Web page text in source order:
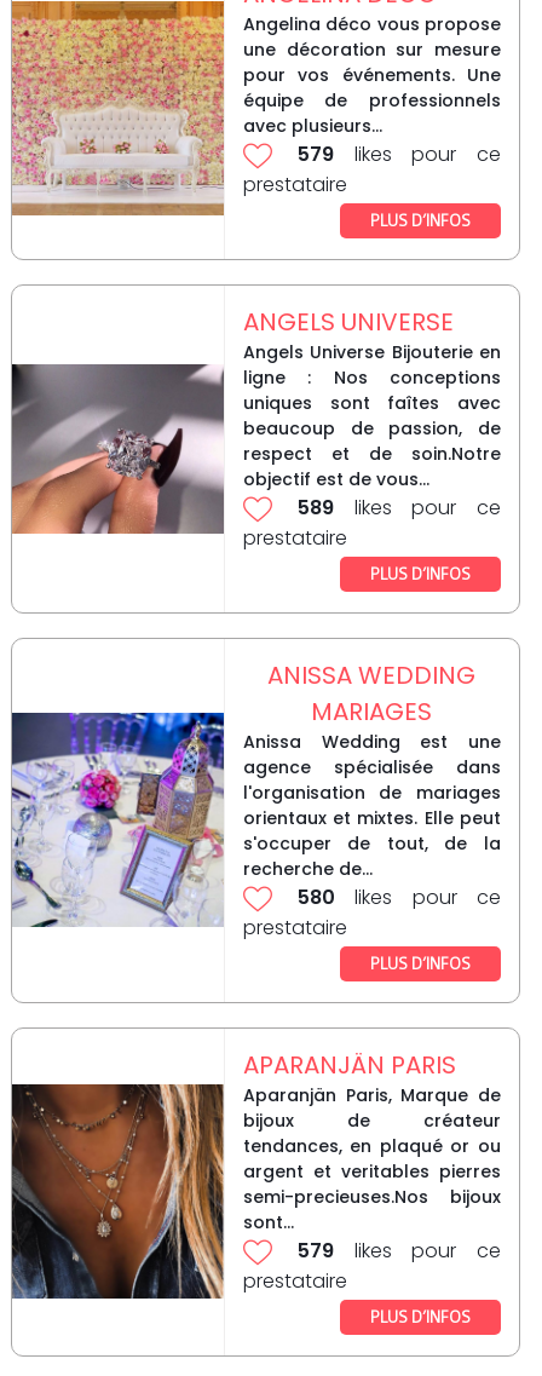
Angelina déco vous propose
une décoration sur mesure
pour vos événements. Une
équipe de professionnels
avec plusieurs...
579 likes pour ce
prestataire
PLUS D’INFOS
ANGELS UNIVERSE
Angels Universe Bijouterie en
ligne : Nos conceptions
uniques sont faîtes avec
beaucoup de passion, de
respect et de soin.Notre
objectif est de vous...
589 likes pour ce
prestataire
PLUS D’INFOS
ANISSA WEDDING
MARIAGES
Anissa Wedding est une
agence spécialisée dans
l'organisation de mariages
orientaux et mixtes. Elle peut
s'occuper de tout, de la
recherche de...
580 likes pour ce
prestataire
PLUS D’INFOS
APARANJÄN PARIS
Aparanjän Paris, Marque de
bijoux de créateur
tendances, en plaqué or ou
argent et veritables pierres
semi-precieuses.Nos bijoux
sont...
579 likes pour ce
prestataire
PLUS D’INFOS